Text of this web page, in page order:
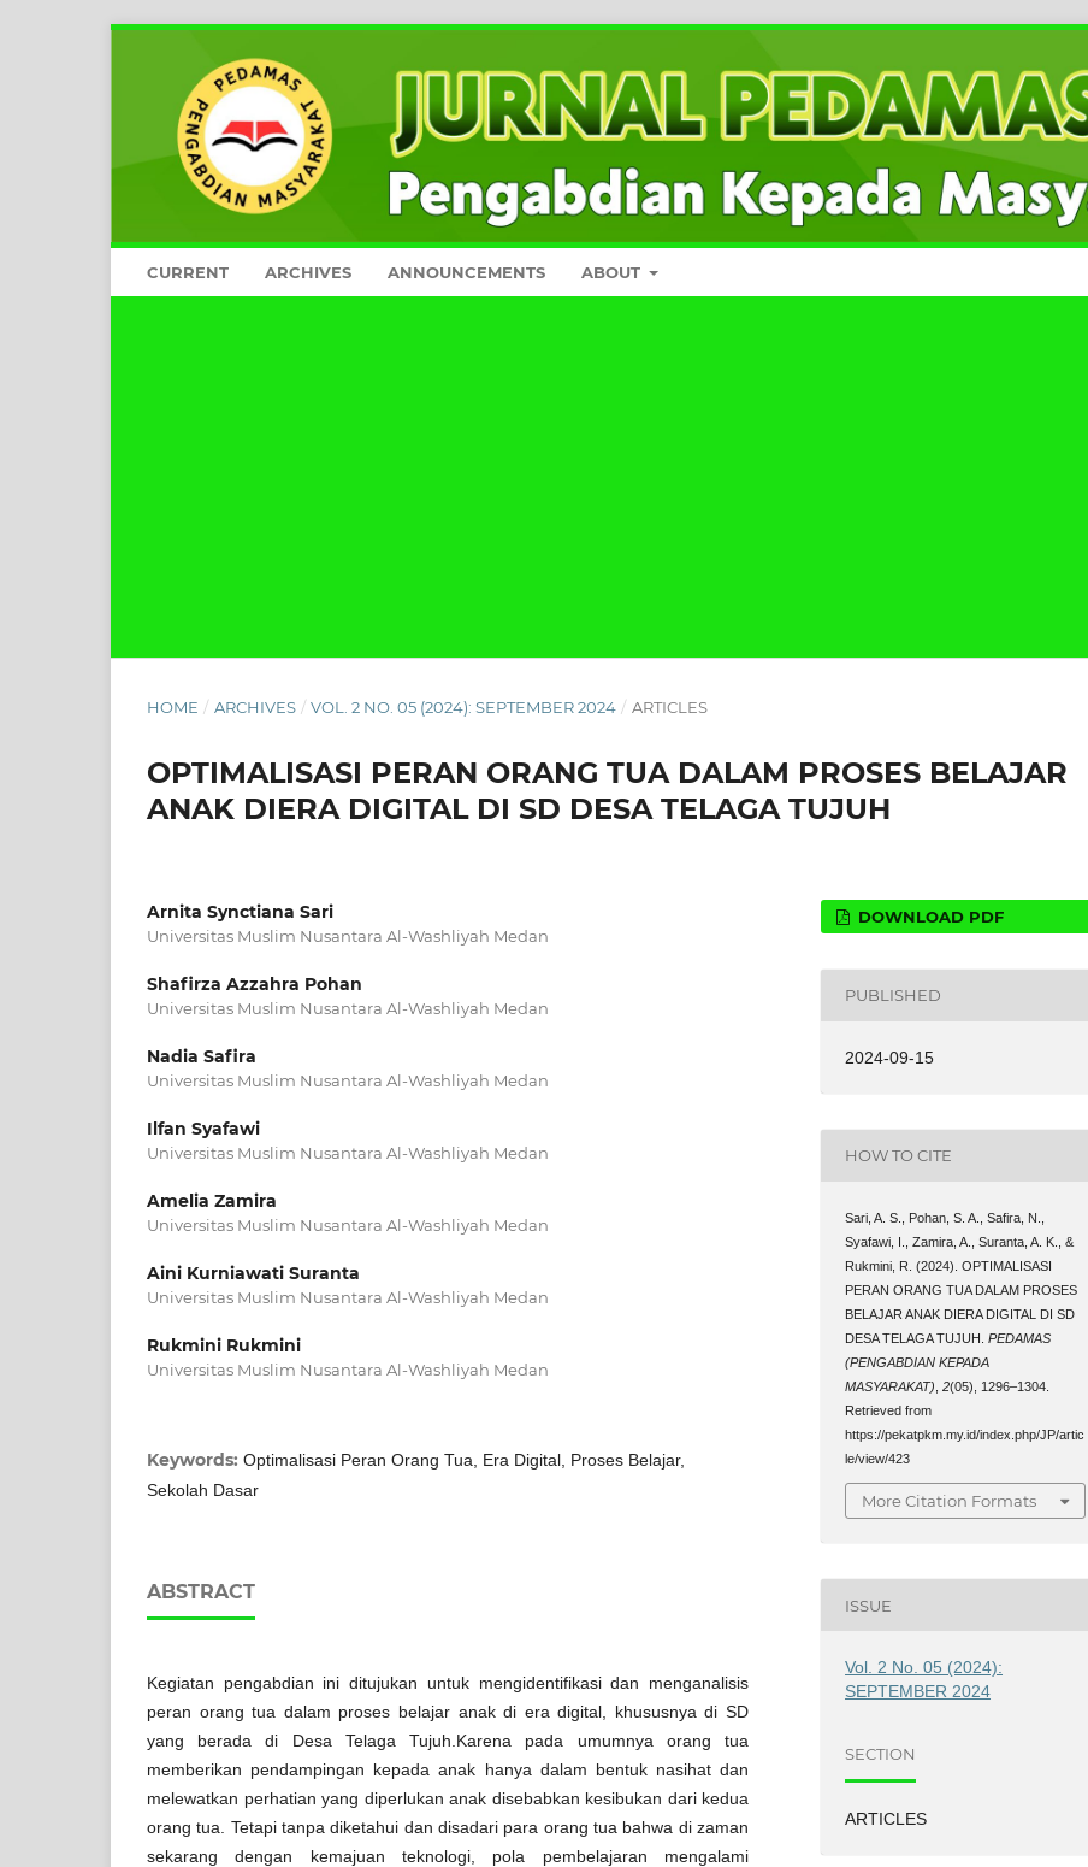
CURRENT ARCHIVES ANNOUNCEMENTS ABOUT
HOME / ARCHIVES / VOL. 2 NO. 05 (2024): SEPTEMBER 2024 / ARTICLES
OPTIMALISASI PERAN ORANG TUA DALAM PROSES BELAJAR
ANAK DIERA DIGITAL DI SD DESA TELAGA TUJUH
Arnita Synctiana Sari
Universitas Muslim Nusantara Al-Washliyah Medan
Shafirza Azzahra Pohan
Universitas Muslim Nusantara Al-Washliyah Medan
Nadia Safira
Universitas Muslim Nusantara Al-Washliyah Medan
Ilfan Syafawi
Universitas Muslim Nusantara Al-Washliyah Medan
Amelia Zamira
Universitas Muslim Nusantara Al-Washliyah Medan
Aini Kurniawati Suranta
Universitas Muslim Nusantara Al-Washliyah Medan
Rukmini Rukmini
Universitas Muslim Nusantara Al-Washliyah Medan
Keywords: Optimalisasi Peran Orang Tua, Era Digital, Proses Belajar,
Sekolah Dasar
ABSTRACT
Kegiatan pengabdian ini ditujukan untuk mengidentifikasi dan menganalisis
peran orang tua dalam proses belajar anak di era digital, khususnya di SD
yang berada di Desa Telaga Tujuh.Karena pada umumnya orang tua
memberikan pendampingan kepada anak hanya dalam bentuk nasihat dan
melewatkan perhatian yang diperlukan anak disebabkan kesibukan dari kedua
orang tua. Tetapi tanpa diketahui dan disadari para orang tua bahwa di zaman
sekarang dengan kemajuan teknologi, pola pembelajaran mengalami
DOWNLOAD PDF
PUBLISHED
2024-09-15
HOW TO CITE
Sari, A. S., Pohan, S. A., Safira, N.,
Syafawi, I., Zamira, A., Suranta, A. K., &
Rukmini, R. (2024). OPTIMALISASI
PERAN ORANG TUA DALAM PROSES
BELAJAR ANAK DIERA DIGITAL DI SD
DESA TELAGA TUJUH.PEDAMAS
(PENGABDIAN KEPADA
MASYARAKAT) ,2(05), 1296–1304.
Retrieved from
https://pekatpkm.my.id/index.php/JP/artic
le/view/423
More Citation Formats
ISSUE
Vol. 2 No. 05 (2024):
SEPTEMBER 2024
SECTION
ARTICLES